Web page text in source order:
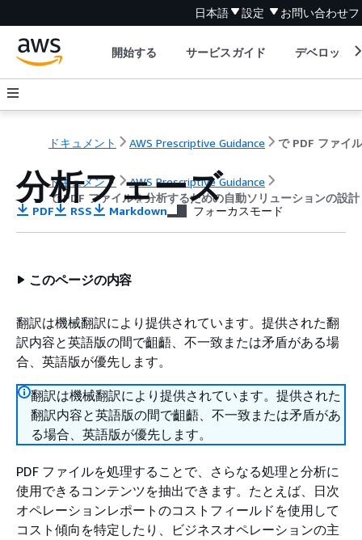
日本語 設定 お問い合わせ
開始する サービスガイド デベロッパ
ドキュメント AWS Prescriptive Guidance
ドキュメント
AWS Prescriptive Guidance
で PDF ファイルを分析するための自動ソリューションの設
分析フェーズ
PDF RSS Markdown フォーカスモード
このページの内容
翻訳は機械翻訳により提供されています。提供された翻
訳内容と英語版の間で齟齬、不一致または矛盾がある場
合、英語版が優先します。
翻訳は機械翻訳により提供されています。提供された
翻訳内容と英語版の間で齟齬、不一致または矛盾があ
る場合、英語版が優先します。
PDF ファイルを処理することで、さらなる処理と分析に
使用できるコンテンツを抽出できます。たとえば、日次
オペレーションレポートのコストフィールドを使用して
コスト傾向を特定したり、ビジネスオペレーションの主